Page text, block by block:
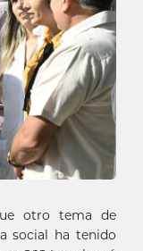
otro tema de
social ha tenido